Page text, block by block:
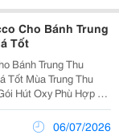
Cho Bánh Trung
Tốt
Bánh Trung Thu
Thu
Hút Oxy Phù Hợp Là
Quản Bánh Trong
06/07/2026